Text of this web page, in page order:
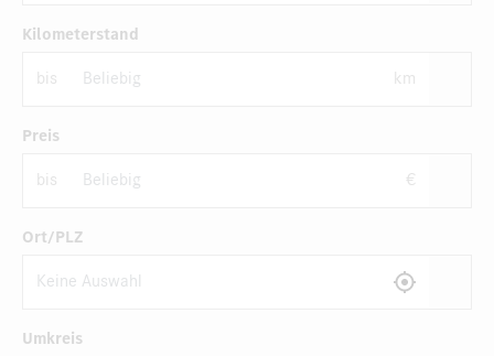
Kilometerstand
bis km
Preis
bis €
Ort/PLZ
Umkreis